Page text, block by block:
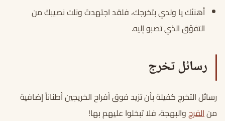
أهنئك يا ولدي بتخرجك، فلقد اجتهدتَ ونلت نصيبكَ من
التفوّق الذي تصبو إليه.
رسائل تخرج
رسائل التخرج كفيلة بأن تزيد فوق أفراح الخريجين أطناناً إضافية
منالفرحوالبهجة، فلا تبخلوا عليهم بها!